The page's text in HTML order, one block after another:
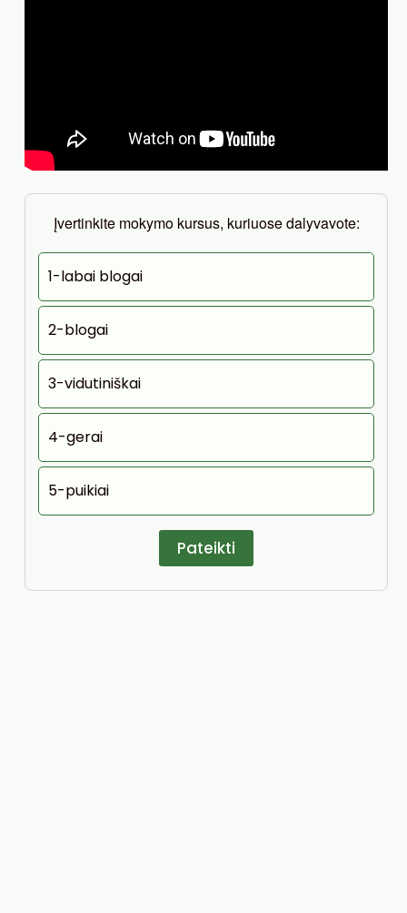
Įvertinkite mokymo kursus, kuriuose dalyvavote:
1-labai blogai
2-blogai
3-vidutiniškai
4-gerai
5-puikiai